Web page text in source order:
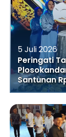
5 Juli 2026
Peringati
Santunan